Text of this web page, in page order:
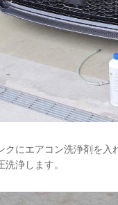
クにエアコン洗浄剤を
浄します。